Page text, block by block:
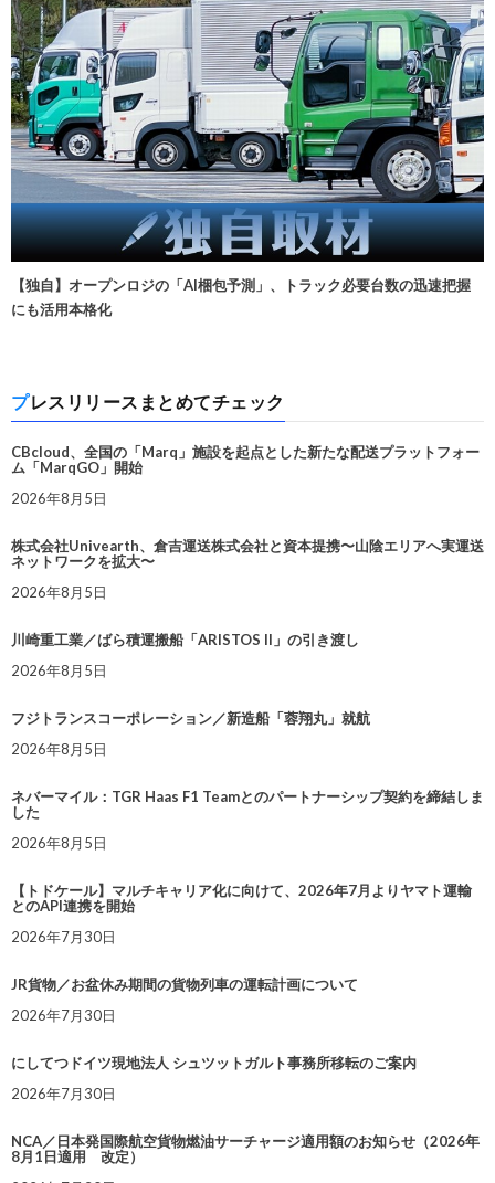
【独自】オープンロジの「AI梱包予測」、トラック必要台数の迅速把握
にも活用本格化
プレスリリースまとめてチェック
CBcloud、全国の「Marq」施設を起点とした新たな配送プラットフォー
ム「MarqGO」開始
2026年8月5日
株式会社Univearth、倉吉運送株式会社と資本提携〜山陰エリアへ実運送
ネットワークを拡大〜
2026年8月5日
川崎重工業／ばら積運搬船「ARISTOS II」の引き渡し
2026年8月5日
フジトランスコーポレーション／新造船「蓉翔丸」就航
2026年8月5日
ネバーマイル：TGR Haas F1 Teamとのパートナーシップ契約を締結しま
した
2026年8月5日
【トドケール】マルチキャリア化に向けて、2026年7月よりヤマト運輸
とのAPI連携を開始
2026年7月30日
JR貨物／お盆休み期間の貨物列車の運転計画について
2026年7月30日
にしてつドイツ現地法人 シュツットガルト事務所移転のご案内
2026年7月30日
NCA／日本発国際航空貨物燃油サーチャージ適用額のお知らせ（2026年
8月1日適用 改定）